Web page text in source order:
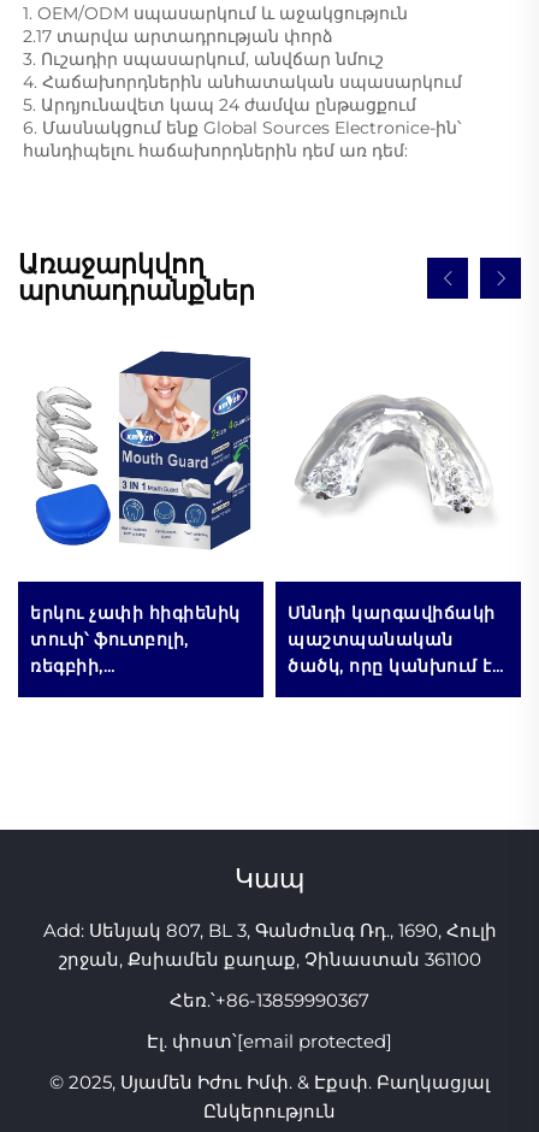
1. OEM/ODM սպասարկում և աջակցություն
2.17 տարվա արտադրության փորձ
3. Ուշադիր սպասարկում, անվճար նմուշ
4. Հաճախորդներին անհատական սպասարկում
5. Արդյունավետ կապ 24 ժամվա ընթացքում
6. Մասնակցում ենք Global Sources Electronice-ին՝
հանդիպելու հաճախորդներին դեմ առ դեմ:
Առաջարկվող
արտադրանքներ
երկու չափի հիգիենիկ
տուփ՝ ֆուտբոլի,
ռեգբիի,
բռնցքամարտի
անհատական
Սննդի կարգավիճակի
պաշտպանական
ծածկ, որը կանխում է
քայլելը քնի ժամանակ,
բացասական
պաշտպանվելու
Կապ
Add: Սենյակ 807, BL 3, Գանժունգ Ռդ., 1690, Հուլի
շրջան, Քսիամեն քաղաք, Չինաստան 361100
Հեռ.՝+86-13859990367
Էլ. փոստ՝[email protected]
© 2025, Սյամեն Իժու Իմփ. & Էքսփ. Բաղկացյալ
Ընկերություն